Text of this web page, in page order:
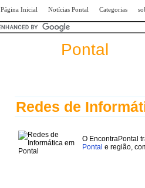
Página Inicial Notícias Pontal Categorias
Pontal
Redes de
O EncontraPontal
Pontal e região,